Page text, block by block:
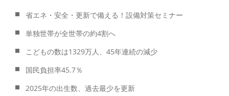
省エネ・安全・更新で備える！設備対策セミナー
単独世帯が全世帯の約4割へ
こどもの数は1329万人、45年連続の減少
国民負担率45.7％
2025年の出生数、過去最少を更新